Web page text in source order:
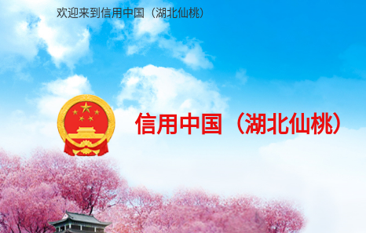
欢迎来到信用中国（湖北仙桃）
信用中国（湖北仙桃）